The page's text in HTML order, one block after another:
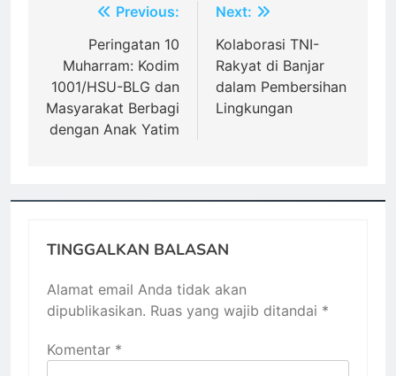
NavigasiPrevious:
Peringatan 10
Muharram: Kodim
1001/HSU-BLG dan
Masyarakat Berbagi
dengan Anak Yatim
Next:
Kolaborasi TNI-
Rakyat di Banjar
dalam Pembersihan
Lingkungan
TINGGALKAN BALASAN
Alamat email Anda tidak akan
dipublikasikan. Ruas yang wajib ditandai *
Komentar *